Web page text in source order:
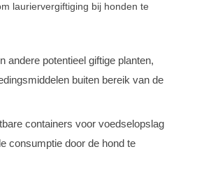
lauriervergiftiging bij honden te
andere potentieel giftige planten,
buiten bereik van de
containers voor voedselopslag
consumptie door de hond te